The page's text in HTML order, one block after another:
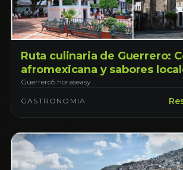
Ruta culinaria de Guerrero:
afromexicana y sabores
Guerrero5 horaseasy
GASTRONOMIA